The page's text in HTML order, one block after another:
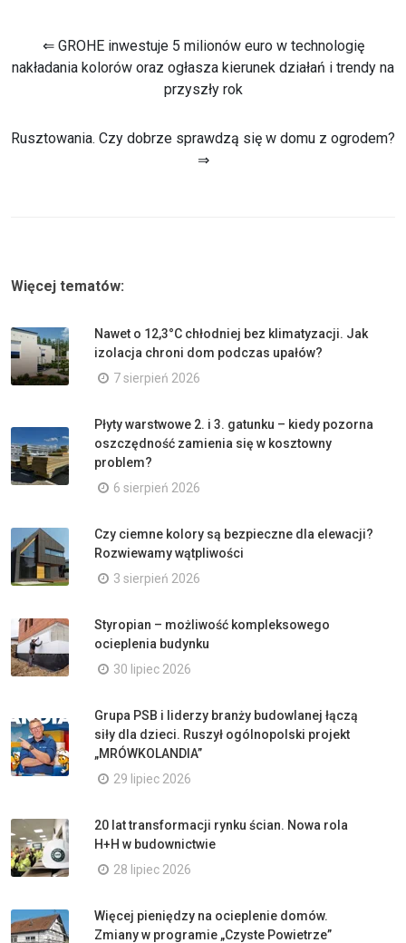
⇐ GROHE inwestuje 5 milionów euro w technologię
nakładania kolorów oraz ogłasza kierunek działań i trendy na
przyszły rok
Rusztowania. Czy dobrze sprawdzą się w domu z ogrodem?
⇒
Więcej tematów:
Nawet o 12,3°C chłodniej bez klimatyzacji. Jak
izolacja chroni dom podczas upałów?
7 sierpień 2026
Płyty warstwowe 2. i 3. gatunku – kiedy pozorna
oszczędność zamienia się w kosztowny
problem?
6 sierpień 2026
Czy ciemne kolory są bezpieczne dla elewacji?
Rozwiewamy wątpliwości
3 sierpień 2026
Styropian – możliwość kompleksowego
ocieplenia budynku
30 lipiec 2026
Grupa PSB i liderzy branży budowlanej łączą
siły dla dzieci. Ruszył ogólnopolski projekt
„MRÓWKOLANDIA”
29 lipiec 2026
20 lat transformacji rynku ścian. Nowa rola
H+H w budownictwie
28 lipiec 2026
Więcej pieniędzy na ocieplenie domów.
Zmiany w programie „Czyste Powietrze”